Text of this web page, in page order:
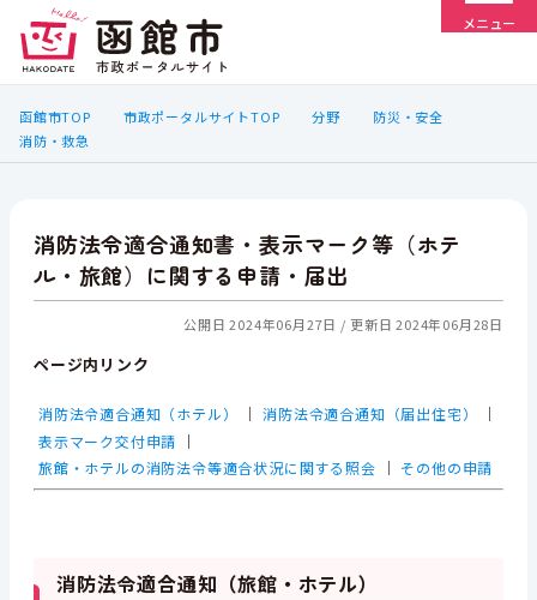
メニュー
函館市TOP 市政ポータルサイトTOP 分野
防災・安全
消防・救急
消防法令適合通知書・表示マーク等（ホテ
ル・旅館）に関する申請・届出
公開日 2024年06月27日 更新日 2024年06月28日
ページ内リンク
消防法令適合通知（ホテル） ｜ 消防法令適合通知（届出住宅）
｜
表示マーク交付申請
｜
旅館・ホテルの消防法令等適合状況に関する照会
｜ その他の申請
消防法令適合通知（旅館・ホテル）